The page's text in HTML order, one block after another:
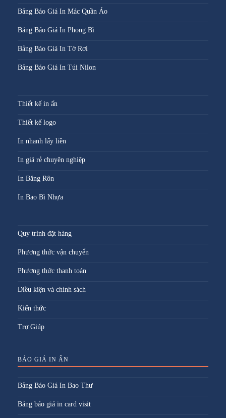
Bảng Báo Giá In Mác Quần Áo
Bảng Báo Giá In Phong Bì
Bảng Báo Giá In Tờ Rơi
Bảng Báo Giá In Túi Nilon
Thiết kế in ấn
Thiết kế logo
In nhanh lấy liền
In giá rẻ chuyên nghiệp
In Băng Rôn
In Bao Bì Nhựa
Quy trình đặt hàng
Phương thức vận chuyển
Phương thức thanh toán
Điều kiện và chính sách
Kiến thức
Trợ Giúp
BÁO GIÁ IN ẤN
Bảng Báo Giá In Bao Thư
Bảng báo giá in card visit